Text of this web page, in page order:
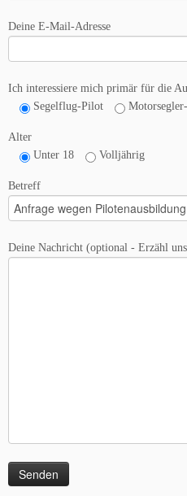
Deine E-Mail-Adresse
Ich interessiere mich primär für die
Segelflug-Pilot
Alter
Unter 18
Volljährig
Betreff
Deine Nachricht (optional - Erzähl